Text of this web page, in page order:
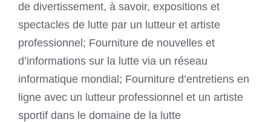
de divertissement, à savoir, expositions et
spectacles de lutte par un lutteur et artiste
professionnel; Fourniture de nouvelles et
d’informations sur la lutte via un réseau
informatique mondial; Fourniture d’entretiens en
ligne avec un lutteur professionnel et un artiste
sportif dans le domaine de la lutte